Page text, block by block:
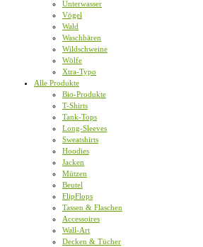
Unterwasser
Vögel
Wald
Waschbären
Wildschweine
Wölfe
Xtra-Typo
Alle Produkte
Bio-Produkte
T-Shirts
Tank-Tops
Long-Sleeves
Sweatshirts
Hoodies
Jacken
Mützen
Beutel
FlipFlops
Tassen & Flaschen
Accessoires
Wall-Art
Decken & Tücher